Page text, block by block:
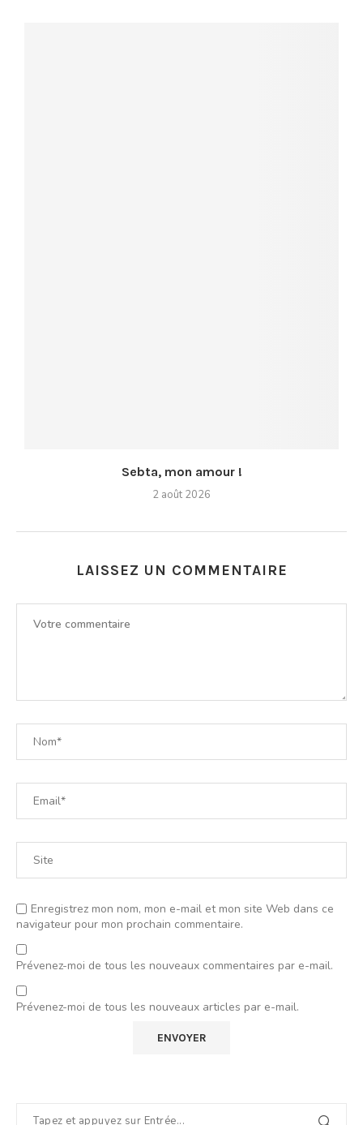
Sebta, mon amour !
2 août 2026
LAISSEZ UN COMMENTAIRE
Enregistrez mon nom, mon e-mail et mon site Web dans ce
navigateur pour mon prochain commentaire.
Prévenez-moi de tous les nouveaux commentaires par e-mail.
Prévenez-moi de tous les nouveaux articles par e-mail.